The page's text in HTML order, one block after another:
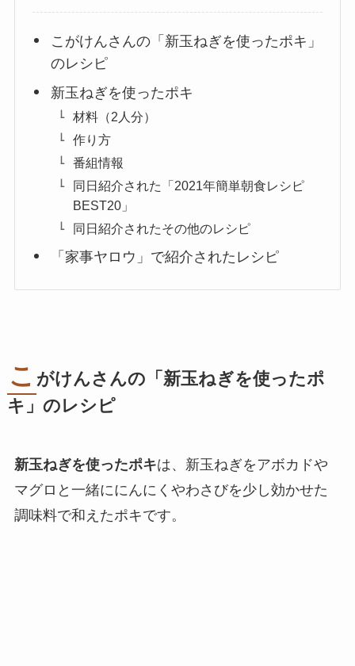
こがけんさんの「新玉ねぎを使ったポキ」
のレシピ
新玉ねぎを使ったポキ
材料（2人分）
作り方
番組情報
同日紹介された「2021年簡単朝食レシピ
BEST20」
同日紹介されたその他のレシピ
「家事ヤロウ」で紹介されたレシピ
こ がけんさんの「新玉ねぎを使ったポ
キ」のレシピ
新玉ねぎを使ったポキは、新玉ねぎをアボカドや
マグロと一緒ににんにくやわさびを少し効かせた
調味料で和えたポキです。